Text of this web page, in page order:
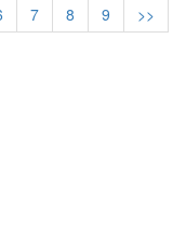
7 8 9
>>